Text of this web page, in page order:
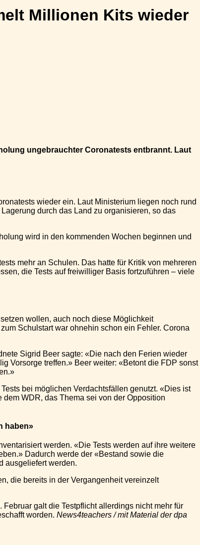
Millionen Kits wieder
ungebrauchter Coronatests entbrannt. Laut
wieder ein. Laut Ministerium liegen noch rund
durch das Land zu organisieren, so das
wird in den kommenden Wochen beginnen und
mehr an Schulen. Das hatte für Kritik von mehreren
die Tests auf freiwilliger Basis fortzuführen – viele
wollen, auch noch diese Möglichkeit
Schulstart war ohnehin schon ein Fehler. Corona
Sigrid Beer sagte: «Die nach den Ferien wieder
Vorsorge treffen.» Beer weiter: «Betont die FDP sonst
bei möglichen Verdachtsfällen genutzt. «Dies ist
WDR, das Thema sei von der Opposition
haben»
werden. «Die Tests werden auf ihre weitere
Dadurch werde der «Bestand sowie die
ausgeliefert werden.
die bereits in der Vergangenheit vereinzelt
galt die Testpflicht allerdings nicht mehr für
worden. News4teachers / mit Material der dpa